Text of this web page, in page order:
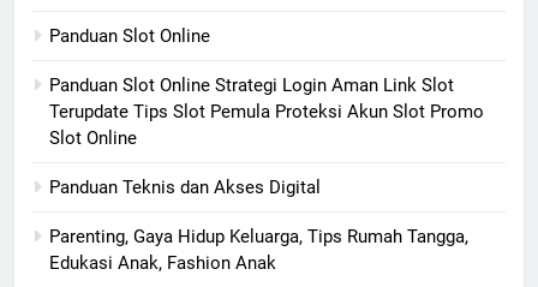
Panduan Slot Online
Panduan Slot Online Strategi Login Aman Link Slot
Terupdate Tips Slot Pemula Proteksi Akun Slot Promo
Slot Online
Panduan Teknis dan Akses Digital
Parenting, Gaya Hidup Keluarga, Tips Rumah Tangga,
Edukasi Anak, Fashion Anak